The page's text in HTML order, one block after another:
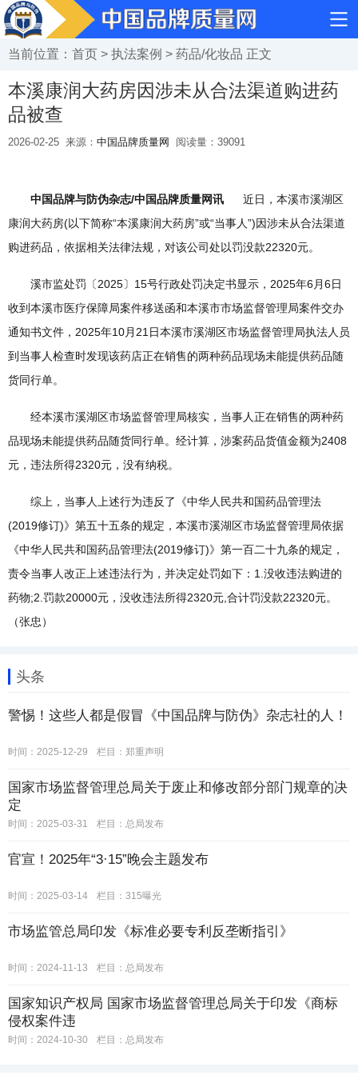
当前位置： 首页 > 执法案例 > 药品/化妆品 正文
本溪康润大药房因涉未从合法渠道购进药
品被查
2026-02-25 来源： 中国品牌质量网 阅读量： 39091
中国品牌与防伪杂志/中国品牌质量网讯
近日，本溪市溪湖区
康润大药房(以下简称“本溪康润大药房”或“当事人”)因涉未从合法渠道
购进药品，依据相关法律法规，对该公司处以罚没款22320元。
溪市监处罚〔2025〕15号行政处罚决定书显示，2025年6月6日
收到本溪市医疗保障局案件移送函和本溪市市场监督管理局案件交办
通知书文件，2025年10月21日本溪市溪湖区市场监督管理局执法人员
到当事人检查时发现该药店正在销售的两种药品现场未能提供药品随
货同行单。
经本溪市溪湖区市场监督管理局核实，当事人正在销售的两种药
品现场未能提供药品随货同行单。经计算，涉案药品货值金额为2408
元，违法所得2320元，没有纳税。
综上，当事人上述行为违反了《中华人民共和国药品管理法
(2019修订)》第五十五条的规定，本溪市溪湖区市场监督管理局依据
《中华人民共和国药品管理法(2019修订)》第一百二十九条的规定，
责令当事人改正上述违法行为，并决定处罚如下：1.没收违法购进的
药物;2.罚款20000元，没收违法所得2320元,合计罚没款22320元。
（张忠）
头条
警惕！这些人都是假冒《中国品牌与防伪》杂志社的人！
时间：2025-12-29 栏目： 郑重声明
国家市场监督管理总局关于废止和修改部分部门规章的决
定
时间：2025-03-31 栏目： 总局发布
官宣！2025年“3·15”晚会主题发布
时间：2025-03-14 栏目： 315曝光
市场监管总局印发《标准必要专利反垄断指引》
时间：2024-11-13 栏目： 总局发布
国家知识产权局 国家市场监督管理总局关于印发《商标
侵权案件违
时间：2024-10-30 栏目： 总局发布